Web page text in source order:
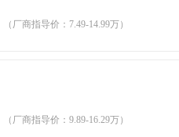
（厂商指导价：7.49-14.99万）
（厂商指导价：9.89-16.29万）